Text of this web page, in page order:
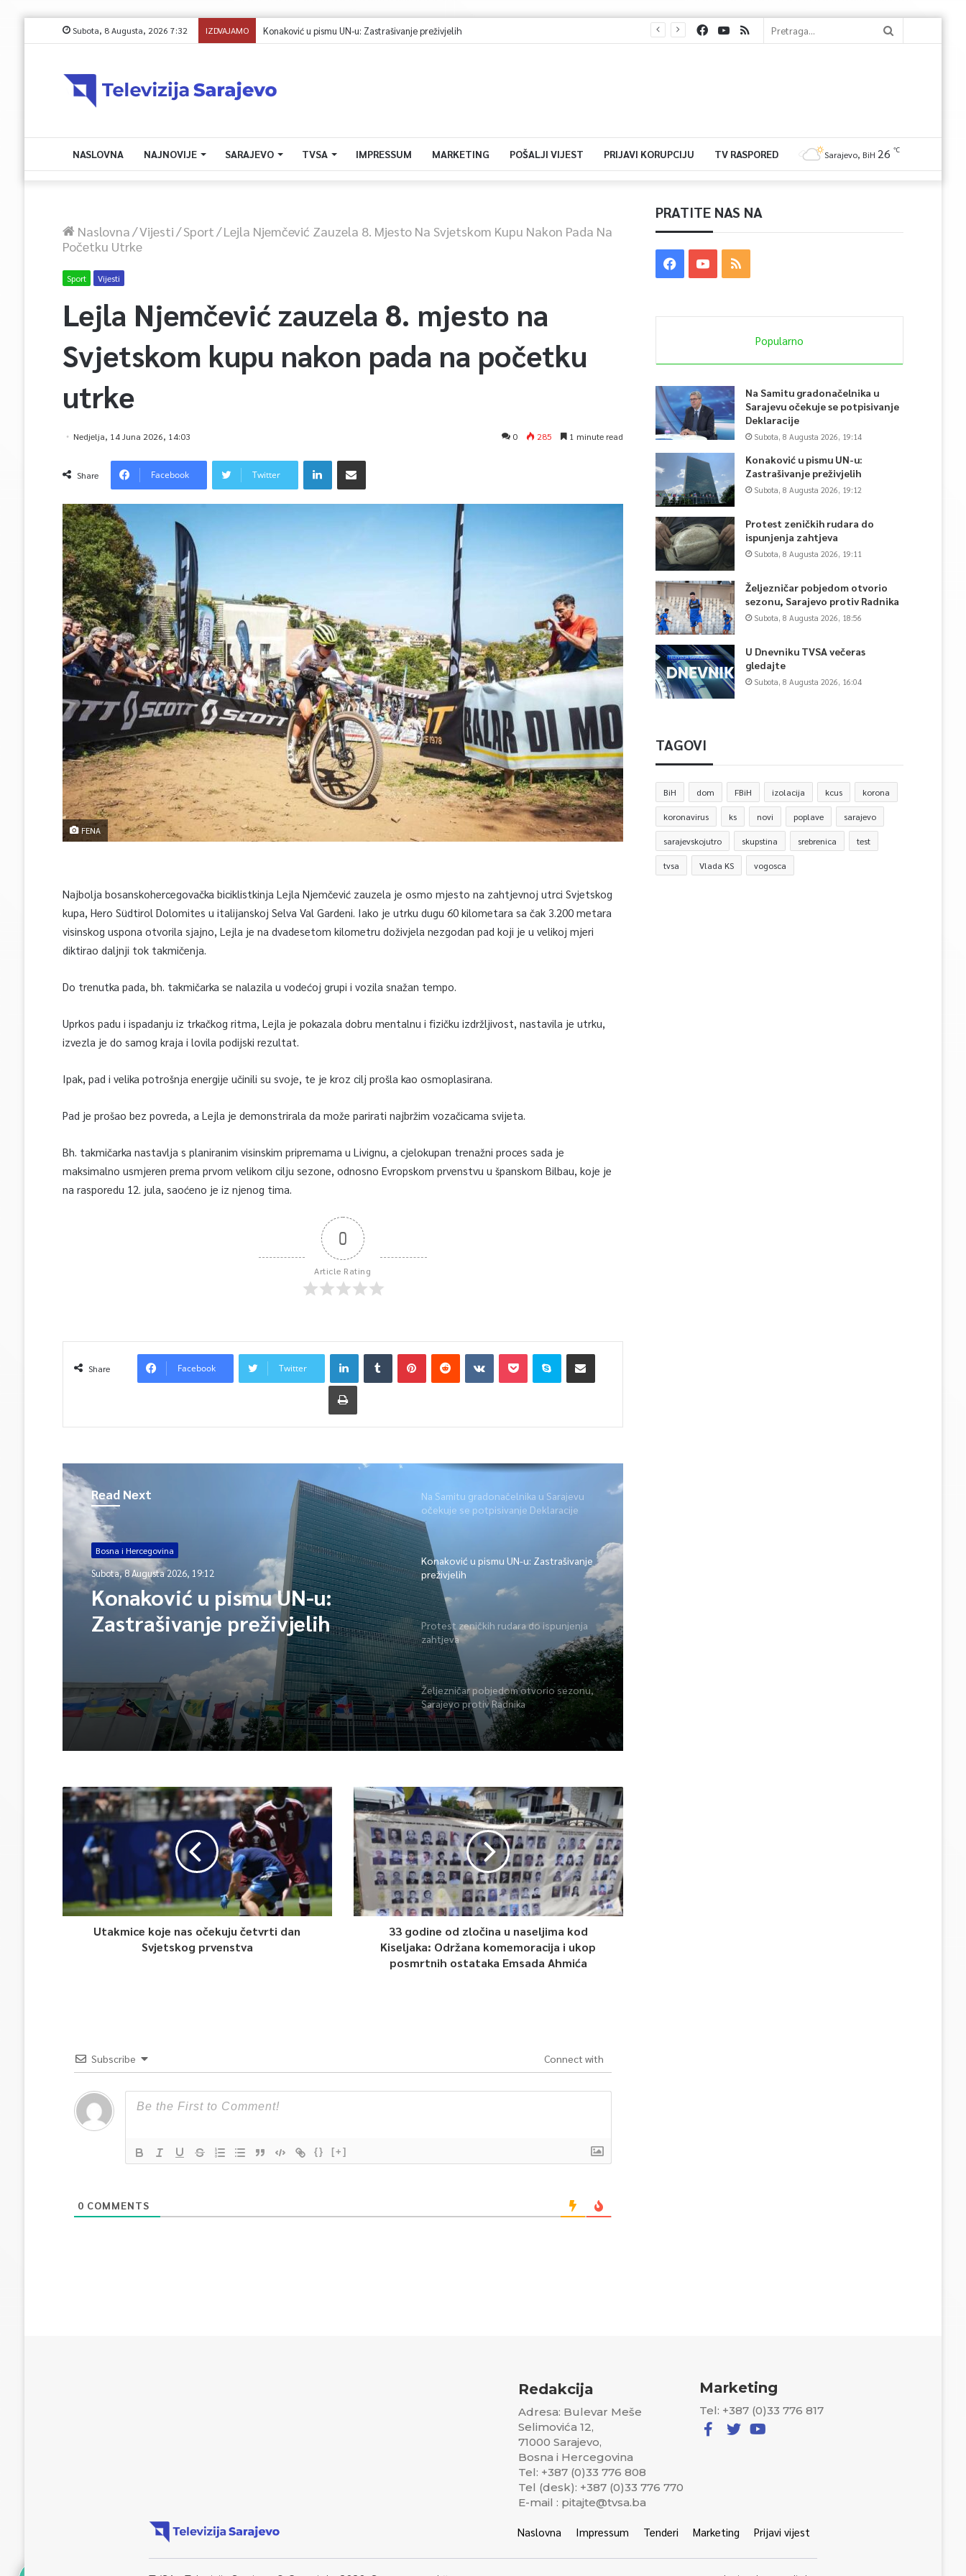
Subota, 8 Augusta, 2026 7:32 IZDVAJAMO
NASLOVNA NAJNOVIJE SARAJEVO TVSA IMPRESSUM MARKETING POŠALJI VIJEST PRIJAVI KORUPCIJU TV RASPORED Sarajevo, BiH 26 ℃
Naslovna/Vijesti/Sport/Lejla Njemčević Zauzela 8. Mjesto Na Svjetskom Kupu Nakon Pada Na
Početku Utrke
Sport Vijesti
Lejla Njemčević zauzela 8. mjesto na
Svjetskom kupu nakon pada na početku
utrke
Nedjelja, 14 Juna 2026, 14:03 0 285 1 minute read
Share Facebook Twitter
FENA
Najbolja bosanskohercegovačka biciklistkinja Lejla Njemčević zauzela je osmo mjesto na zahtjevnoj utrci Svjetskog
kupa, Hero Südtirol Dolomites u italijanskoj Selva Val Gardeni. Iako je utrku dugu 60 kilometara sa čak 3.200 metara
visinskog uspona otvorila sjajno, Lejla je na dvadesetom kilometru doživjela nezgodan pad koji je u velikoj mjeri
diktirao daljnji tok takmičenja.
Do trenutka pada, bh. takmičarka se nalazila u vodećoj grupi i vozila snažan tempo.
Uprkos padu i ispadanju iz trkačkog ritma, Lejla je pokazala dobru mentalnu i fizičku izdržljivost, nastavila je utrku,
izvezla je do samog kraja i lovila podijski rezultat.
Ipak, pad i velika potrošnja energije učinili su svoje, te je kroz cilj prošla kao osmoplasirana.
Pad je prošao bez povreda, a Lejla je demonstrirala da može parirati najbržim vozačicama svijeta.
Bh. takmičarka nastavlja s planiranim visinskim pripremama u Livignu, a cjelokupan trenažni proces sada je
maksimalno usmjeren prema prvom velikom cilju sezone, odnosno Evropskom prvenstvu u španskom Bilbau, koje je
na rasporedu 12. jula, saoćeno je iz njenog tima.
0
Article Rating
Share Facebook Twitter
Read Next
Bosna i Hercegovina
Subota, 8 Augusta 2026, 19:12
Konaković u pismu UN-u:
Zastrašivanje preživjelih
Na Samitu gradonačelnika u Sarajevu
očekuje se potpisivanje Deklaracije
Konaković u pismu UN-u: Zastrašivanje
preživjelih
Protest zeničkih rudara do ispunjenja
zahtjeva
Željezničar pobjedom otvorio sezonu,
Sarajevo protiv Radnika
Utakmice koje nas očekuju četvrti dan
Svjetskog prvenstva
33 godine od zločina u naseljima kod
Kiseljaka: Održana komemoracija i ukop
posmrtnih ostataka Emsada Ahmića
Subscribe Connect with
{} [+]
0 COMMENTS
PRATITE NAS NA
Popularno
Na Samitu gradonačelnika u
Sarajevu očekuje se potpisivanje
Deklaracije
Subota, 8 Augusta 2026, 19:14
Konaković u pismu UN-u:
Zastrašivanje preživjelih
Subota, 8 Augusta 2026, 19:12
Protest zeničkih rudara do
ispunjenja zahtjeva
Subota, 8 Augusta 2026, 19:11
Željezničar pobjedom otvorio
sezonu, Sarajevo protiv Radnika
Subota, 8 Augusta 2026, 18:56
U Dnevniku TVSA večeras
gledajte
Subota, 8 Augusta 2026, 16:04
TAGOVI
BiH dom FBiH izolacija kcus korona
koronavirus ks novi poplave sarajevo
sarajevskojutro skupstina srebrenica test
tvsa Vlada KS vogosca
Redakcija
Adresa: Bulevar Meše
Selimovića 12,
71000 Sarajevo,
Bosna i Hercegovina
Tel: +387 (0)33 776 808
Tel (desk): +387 (0)33 776 770
E-mail : pitajte@tvsa.ba
Marketing
Tel: +387 (0)33 776 817
Naslovna Impressum Tenderi Marketing Prijavi vijest